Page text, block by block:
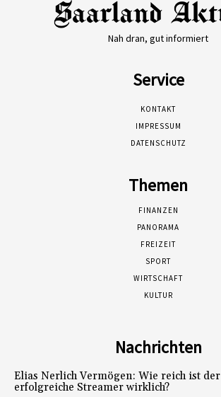
Nah dran, gut informiert
Service
KONTAKT
IMPRESSUM
DATENSCHUTZ
Themen
FINANZEN
PANORAMA
FREIZEIT
SPORT
WIRTSCHAFT
KULTUR
Nachrichten
Elias Nerlich Vermögen: Wie reich ist der
erfolgreiche Streamer wirklich?